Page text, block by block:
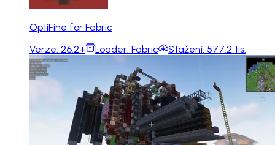
OptiFine for Fabric
Verze: 26.2+ Loader: Fabric Stažení: 577.2 tis.